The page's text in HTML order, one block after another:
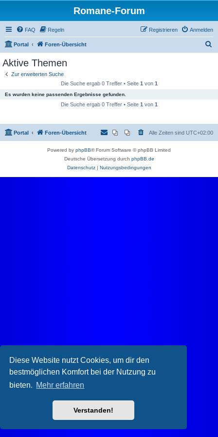
Diese Website nutzt Cookies, um dir den
bestmöglichen Komfort bei der Nutzung zu
bieten. Mehr erfahren
Verstanden!
Romane-Forum
FAQ Regeln Anmelden
Registrieren
Portal Foren-Übersicht
Aktive Themen
Zur erweiterten Suche
Die Suche ergab 0 Treffer • Seite 1 von 1
Es wurden keine passenden Ergebnisse gefunden.
Die Suche ergab 0 Treffer • Seite 1 von 1
Portal Foren-Übersicht Alle Zeiten sind UTC+02:00
Powered by phpBB® Forum Software © phpBB Limited
Deutsche Übersetzung durch phpBB.de
Datenschutz| Nutzungsbedingungen